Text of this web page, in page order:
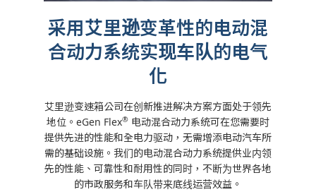
采用艾里逊变革性的电动混
合动力系统实现车队的电气
化
艾里逊变速箱公司在创新推进解决方案方面处于领先
地位。 eGen Flex® 电动混合动力系统可在您需要时
提供先进的性能和全电力驱动，无需增添电动汽车所
需的基础设施。 我们的电动混合动力系统提供业内领
先的性能、可靠性和耐用性的同时，不断为世界各地
的市政服务和车队带来底线运营效益。